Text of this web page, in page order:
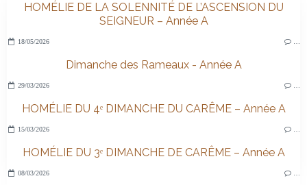
HOMÉLIE DE LA SOLENNITÉ DE L’ASCENSION DU
SEIGNEUR – Année A
18/05/2026
Dimanche des Rameaux - Année A
29/03/2026
HOMÉLIE DU 4ᵉ DIMANCHE DU CARÊME – Année A
15/03/2026
HOMÉLIE DU 3ᵉ DIMANCHE DE CARÊME – Année A
08/03/2026